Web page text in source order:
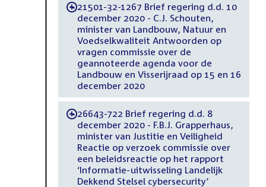
-21501-32-1267 Brief regering d.d. 10
december 2020 - C.J. Schouten,
minister van Landbouw, Natuur en
Voedselkwaliteit Antwoorden op
vragen commissie over de
geannoteerde agenda voor de
Landbouw en Visserijraad op 15 en 16
december 2020
-26643-722 Brief regering d.d. 8
december 2020 - F.B.J. Grapperhaus,
minister van Justitie en Veiligheid
Reactie op verzoek commissie over
een beleidsreactie op het rapport
‘Informatie-uitwisseling Landelijk
Dekkend Stelsel cybersecurity’